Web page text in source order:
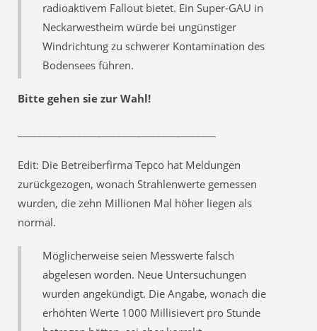
radioaktivem Fallout bietet. Ein Super-GAU in
Neckarwestheim würde bei ungünstiger
Windrichtung zu schwerer Kontamination des
Bodensees führen.
Bitte gehen sie zur Wahl!
Edit: Die Betreiberfirma Tepco hat Meldungen
zurückgezogen, wonach Strahlenwerte gemessen
wurden, die zehn Millionen Mal höher liegen als
normal.
Möglicherweise seien Messwerte falsch
abgelesen worden. Neue Untersuchungen
wurden angekündigt. Die Angabe, wonach die
erhöhten Werte 1000 Millisievert pro Stunde